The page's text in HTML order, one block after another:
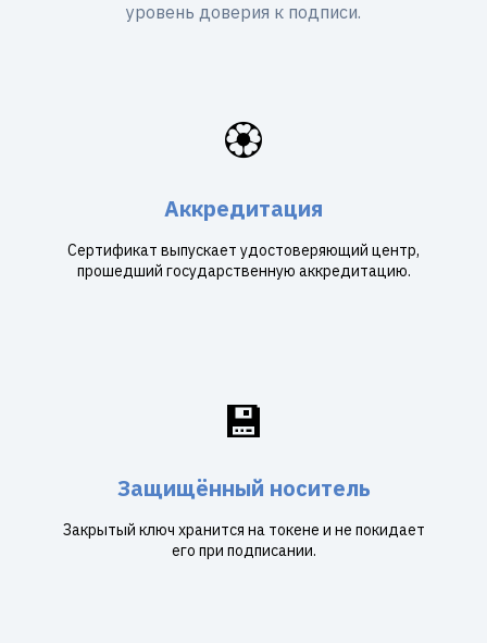
уровень доверия к подписи.
🏵️
Аккредитация
Сертификат выпускает удостоверяющий центр,
прошедший государственную аккредитацию.
💾
Защищённый носитель
Закрытый ключ хранится на токене и не покидает
его при подписании.